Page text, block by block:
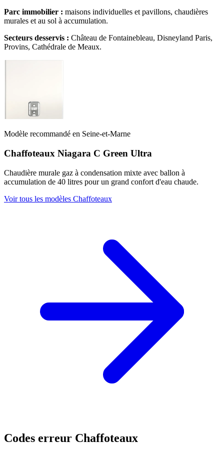
Parc immobilier : maisons individuelles et pavillons, chaudières
murales et au sol à accumulation.
Secteurs desservis : Château de Fontainebleau, Disneyland Paris,
Provins, Cathédrale de Meaux.
Modèle recommandé en Seine-et-Marne
Chaffoteaux Niagara C Green Ultra
Chaudière murale gaz à condensation mixte avec ballon à
accumulation de 40 litres pour un grand confort d'eau chaude.
Voir tous les modèles Chaffoteaux
Codes erreur Chaffoteaux